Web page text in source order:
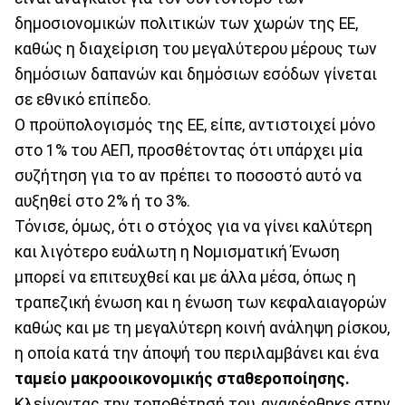
δημοσιονομικών πολιτικών των χωρών της ΕΕ,
καθώς η διαχείριση του μεγαλύτερου μέρους των
δημόσιων δαπανών και δημόσιων εσόδων γίνεται
σε εθνικό επίπεδο.
Ο προϋπολογισμός της ΕΕ, είπε, αντιστοιχεί μόνο
στο 1% του ΑΕΠ, προσθέτοντας ότι υπάρχει μία
συζήτηση για το αν πρέπει το ποσοστό αυτό να
αυξηθεί στο 2% ή το 3%.
Τόνισε, όμως, ότι ο στόχος για να γίνει καλύτερη
και λιγότερο ευάλωτη η Νομισματική Ένωση
μπορεί να επιτευχθεί και με άλλα μέσα, όπως η
τραπεζική ένωση και η ένωση των κεφαλαιαγορών
καθώς και με τη μεγαλύτερη κοινή ανάληψη ρίσκου,
η οποία κατά την άποψή του περιλαμβάνει και ένα
ταμείο μακροοικονομικής σταθεροποίησης.